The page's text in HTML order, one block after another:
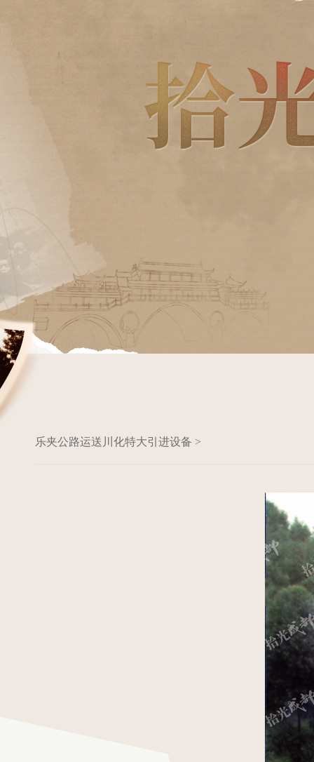
乐夹公路运送川化特大引进设备 >